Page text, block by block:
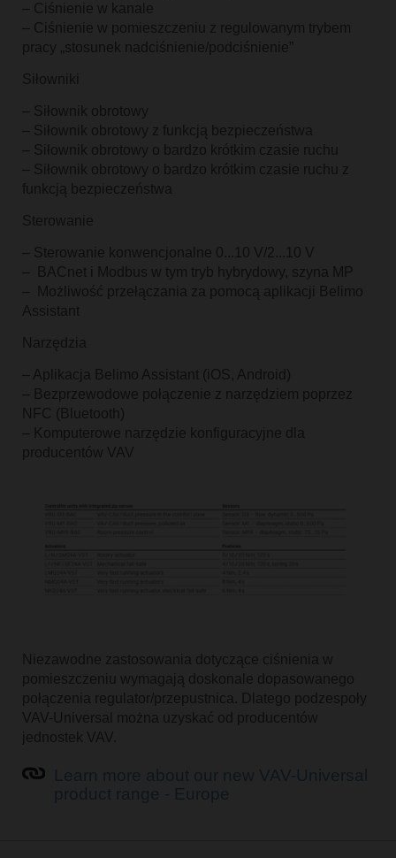
– Ciśnienie w kanale
– Ciśnienie w pomieszczeniu z regulowanym trybem
pracy „stosunek nadciśnienie/podciśnienie”
Siłowniki
– Siłownik obrotowy
– Siłownik obrotowy z funkcją bezpieczeństwa
– Siłownik obrotowy o bardzo krótkim czasie ruchu
– Siłownik obrotowy o bardzo krótkim czasie ruchu z
funkcją bezpieczeństwa
Sterowanie
– Sterowanie konwencjonalne 0...10 V/2...10 V
– BACnet i Modbus w tym tryb hybrydowy, szyna MP
– Możliwość przełączania za pomocą aplikacji Belimo
Assistant
Narzędzia
– Aplikacja Belimo Assistant (iOS, Android)
– Bezprzewodowe połączenie z narzędziem poprzez
NFC (Bluetooth)
– Komputerowe narzędzie konfiguracyjne dla
producentów VAV
Niezawodne zastosowania dotyczące ciśnienia w
pomieszczeniu wymagają doskonale dopasowanego
połączenia regulator/przepustnica. Dlatego podzespoły
VAV-Universal można uzyskać od producentów
jednostek VAV.